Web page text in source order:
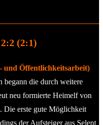
(2:1)
und Öffentlichkeitsarbeit)
begann die durch weitere
neu formierte Heimelf von
Die erste gute Möglichkeit
der Aufsteiger aus Selent